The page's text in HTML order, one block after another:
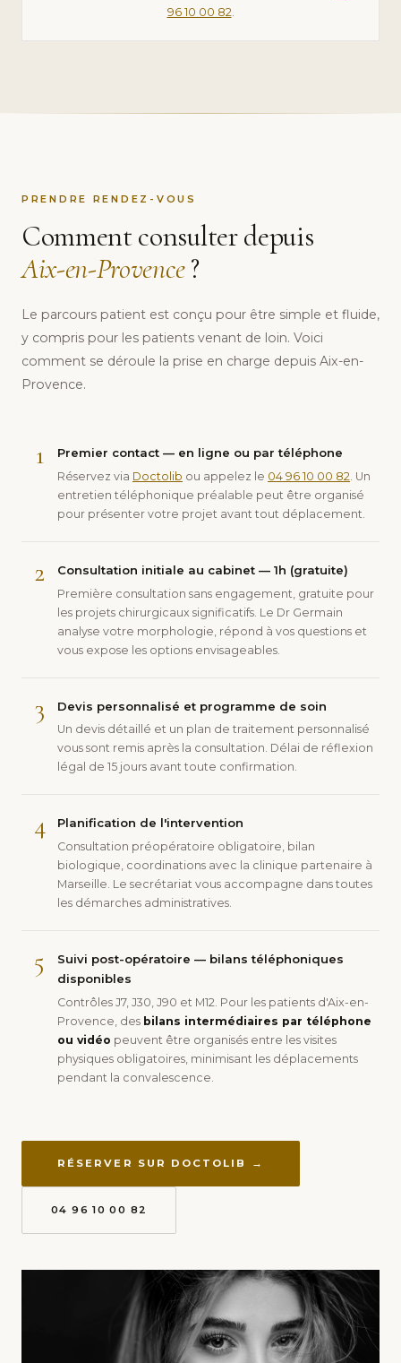
96 10 00 82
PRENDRE RENDEZ-VOUS
Comment consulter depuis
Aix-en-Provence?
Le parcours patient est conçu pour être simple et fluide,
y compris pour les patients venant de loin. Voici
comment se déroule la prise en charge depuis Aix-en-
Provence.
1 Premier contact — en ligne ou par téléphone
Réservez via Doctolib ou appelez le 04 96 10 00 82 . Un
entretien téléphonique préalable peut être organisé
pour présenter votre projet avant tout déplacement.
2 Consultation initiale au cabinet — 1h (gratuite)
Première consultation sans engagement, gratuite pour
les projets chirurgicaux significatifs. Le Dr Germain
analyse votre morphologie, répond à vos questions et
vous expose les options envisageables.
3 Devis personnalisé et programme de soin
Un devis détaillé et un plan de traitement personnalisé
vous sont remis après la consultation. Délai de réflexion
légal de 15 jours avant toute confirmation.
4 Planification de l'intervention
Consultation préopératoire obligatoire, bilan
biologique, coordinations avec la clinique partenaire à
Marseille. Le secrétariat vous accompagne dans toutes
les démarches administratives.
5
Suivi post-opératoire — bilans téléphoniques
disponibles
Contrôles J7, J30, J90 et M12. Pour les patients d'Aix-en-
Provence, des bilans intermédiaires par téléphone
ou vidéo peuvent être organisés entre les visites
physiques obligatoires, minimisant les déplacements
pendant la convalescence.
RÉSERVER SUR DOCTOLIB →
04 96 10 00 82